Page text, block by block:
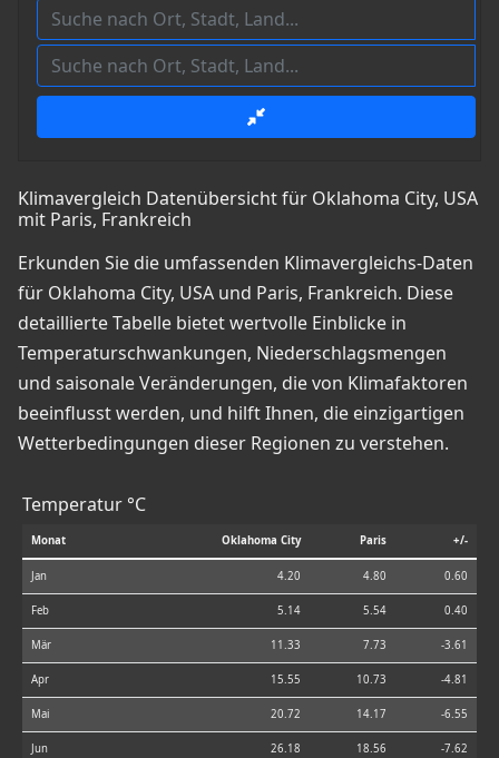
Klimavergleich Datenübersicht für Oklahoma City, USA
mit Paris, Frankreich
Erkunden Sie die umfassenden Klimavergleichs-Daten
für Oklahoma City, USA und Paris, Frankreich. Diese
detaillierte Tabelle bietet wertvolle Einblicke in
Temperaturschwankungen, Niederschlagsmengen
und saisonale Veränderungen, die von Klimafaktoren
beeinflusst werden, und hilft Ihnen, die einzigartigen
Wetterbedingungen dieser Regionen zu verstehen.
Temperatur °C
Monat Oklahoma City Paris +/-
Jan 4.20 4.80 0.60
Feb 5.14 5.54 0.40
Mär 11.33 7.73 -3.61
Apr 15.55 10.73 -4.81
Mai 20.72 14.17 -6.55
Jun 26.18 18.56 -7.62